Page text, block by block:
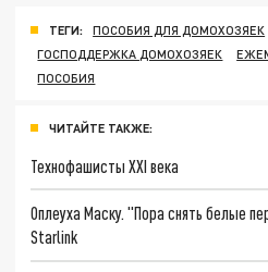
ТЕГИ:
ПОСОБИЯ ДЛЯ ДОМОХОЗЯЕК
ГОСПОДДЕРЖКА ДОМОХОЗЯЕК
ПОСОБИЯ
ЧИТАЙТЕ ТАКЖЕ:
Технофашисты XXI века
Оплеуха Маску. "Пора снять белые
Starlink